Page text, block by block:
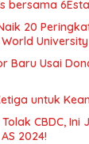
bersama
Naik 20
Baru Usai
untuk
CBDC, Ini
2024!